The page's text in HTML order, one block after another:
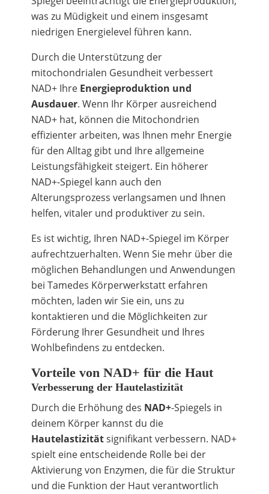
was zu Müdigkeit und einem insgesamt
niedrigen Energielevel führen kann.
Durch die Unterstützung der
mitochondrialen Gesundheit verbessert
NAD+ Ihre Energieproduktion und
Ausdauer. Wenn Ihr Körper ausreichend
NAD+ hat, können die Mitochondrien
effizienter arbeiten, was Ihnen mehr Energie
für den Alltag gibt und Ihre allgemeine
Leistungsfähigkeit steigert. Ein höherer
NAD+-Spiegel kann auch den
Alterungsprozess verlangsamen und Ihnen
helfen, vitaler und produktiver zu sein.
Es ist wichtig, Ihren NAD+-Spiegel im Körper
aufrechtzuerhalten. Wenn Sie mehr über die
möglichen Behandlungen und Anwendungen
bei Tamedes Körperwerkstatt erfahren
möchten, laden wir Sie ein, uns zu
kontaktieren und die Möglichkeiten zur
Förderung Ihrer Gesundheit und Ihres
Wohlbefindens zu entdecken.
Vorteile von NAD+ für die Haut
Verbesserung der Hautelastizität
Durch die Erhöhung des NAD+-Spiegels in
deinem Körper kannst du die
Hautelastizitätsignifikant verbessern. NAD+
spielt eine entscheidende Rolle bei der
Aktivierung von Enzymen, die für die Struktur
und die Funktion der Haut verantwortlich